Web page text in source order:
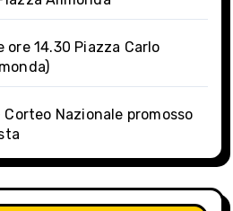
14.30 Piazza Carlo
Nazionale promosso